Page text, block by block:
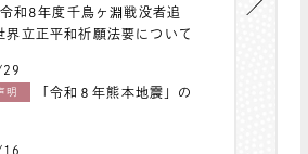
令和8年度千鳥ヶ淵戦没者追
界立正平和祈願法要について
明
「令和８年熊本地震」の